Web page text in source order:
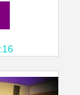
動紀實